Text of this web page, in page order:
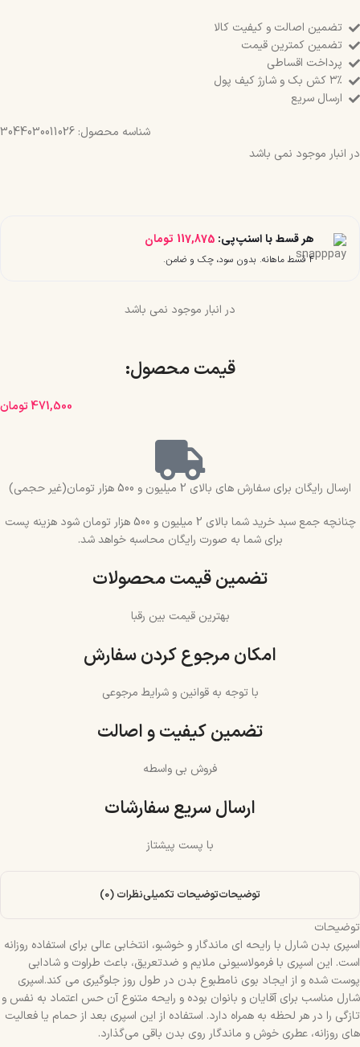
تضمین اصالت و کیفیت کالا
تضمین کمترین قیمت
پرداخت اقساطی
۳٪ کش بک و شارژ کیف پول
ارسال سریع
شناسه محصول: 3044030011026
در انبار موجود نمی باشد
هر قسط با اسنپ‌پی: 117,875 تومان
۴ قسط ماهانه. بدون سود، چک و ضامن.
در انبار موجود نمی باشد
قیمت محصول:​
471,500تومان
ارسال رایگان برای سفارش های بالای 2 میلیون و 500 هزار تومان(غیر حجمی)
چنانچه جمع سبد خرید شما بالای 2 میلیون و 500 هزار تومان شود هزینه پست
برای شما به صورت رایگان محاسبه خواهد شد.
تضمین قیمت محصولات
بهترین قیمت بین رقبا
امکان مرجوع کردن سفارش
با توجه به قوانین و شرایط مرجوعی
تضمین کیفیت و اصالت
فروش بی واسطه
ارسال سریع سفارشات
با پست پیشتاز
توضیحاتتوضیحات تکمیلینظرات (0)
توضیحات
اسپری بدن شارل با رایحه‌ ای ماندگار و خوشبو، انتخابی عالی برای استفاده روزانه
است. این اسپری با فرمولاسیونی ملایم و ضد‌تعریق، باعث طراوت و شادابی
پوست شده و از ایجاد بوی نامطبوع بدن در طول روز جلوگیری می‌ کند.اسپری
شارل مناسب برای آقایان و بانوان بوده و رایحه متنوع آن حس اعتماد‌ به‌ نفس و
تازگی را در هر لحظه به همراه دارد. استفاده از این اسپری بعد از حمام یا فعالیت‌
های روزانه، عطری خوش و ماندگار روی بدن باقی می‌گذارد.